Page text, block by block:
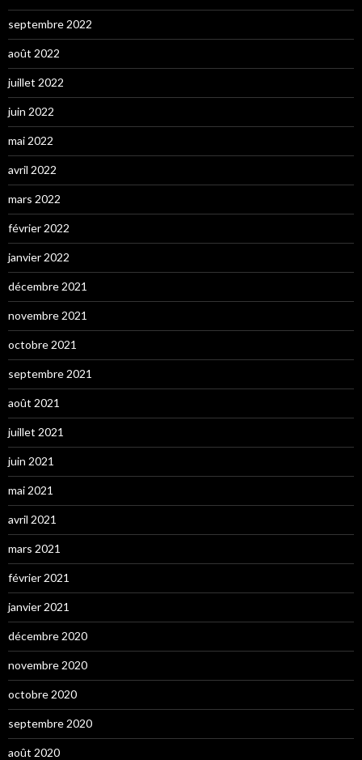
septembre 2022
août 2022
juillet 2022
juin 2022
mai 2022
avril 2022
mars 2022
février 2022
janvier 2022
décembre 2021
novembre 2021
octobre 2021
septembre 2021
août 2021
juillet 2021
juin 2021
mai 2021
avril 2021
mars 2021
février 2021
janvier 2021
décembre 2020
novembre 2020
octobre 2020
septembre 2020
août 2020